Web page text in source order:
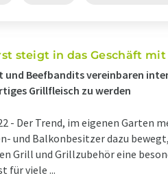
steigt in das Geschäft
und Beefbandits vereinbaren
Grillfleisch zu werden
- Der Trend, im eigenen Garten
und Balkonbesitzer dazu
Grill und Grillzubehör eine
für viele ...